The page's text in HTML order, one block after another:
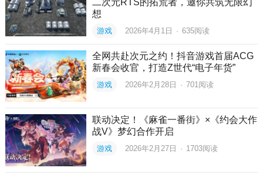
想
游戏 2026年4月1日 · 635阅读
全网共赴次元之约！抖音游戏首届ACG
新春会收官，打造Z世代“电子年货”
游戏 2026年2月28日 · 701 阅读
联动决定！《麻雀一番街》×《约会大作
战V》梦幻合作开启
游戏 2026年2月27日 · 1703阅读